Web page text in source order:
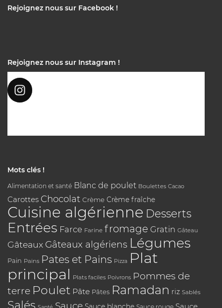
Rejoignez nous sur Facebook !
Rejoignez nous sur Instagram !
Mots clés !
Alimentation et santé Blanc de poulet Boulettes Cacao
Carottes Chocolat Crème Crème fraîche
Cuisine algérienne Desserts
Entrées Farce Farine fromage Gratin Gâteau
Gâteaux Gâteaux algériens Légumes
Pain Pains Pates et Pains Pizza Plat
principal Plats faciles Poivrons Pommes de
terre Poulet Pâte Pâtes Ramadan riz Sablés
Salés Sauce Sauce blanche Sauce